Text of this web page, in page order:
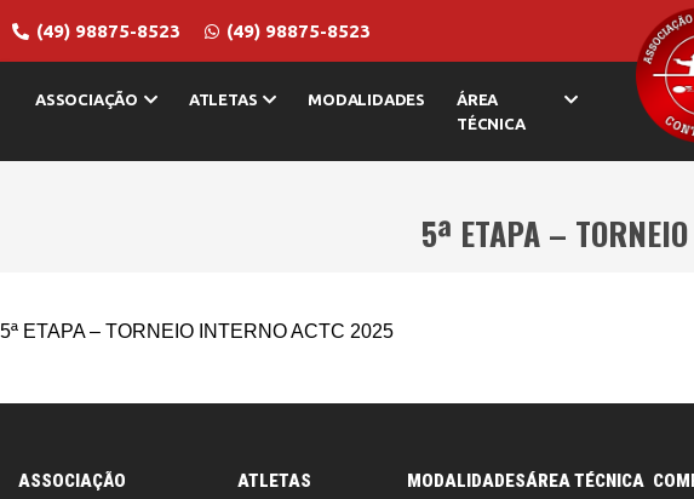
(49) 98875-8523 (49) 98875-8523
ASSOCIAÇÃO ATLETAS MODALIDADES
ÁREA
TÉCNICA
5ª ETAPA –
5ª ETAPA – TORNEIO INTERNO ACTC 2025
ASSOCIAÇÃO ATLETAS MODALIDADESÁREA TÉCNICA